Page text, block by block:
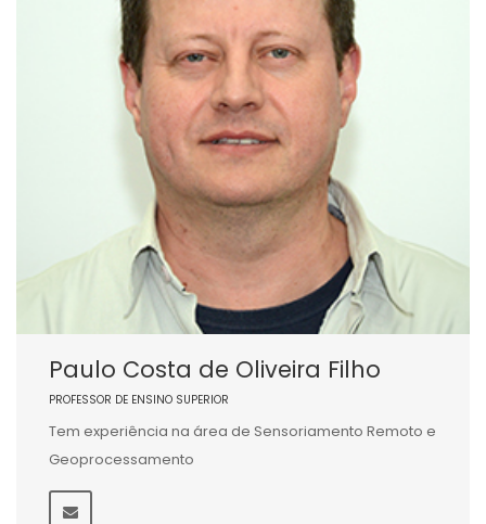
Paulo Costa de Oliveira Filho
PROFESSOR DE ENSINO SUPERIOR
Tem experiência na área de Sensoriamento Remoto e
Geoprocessamento